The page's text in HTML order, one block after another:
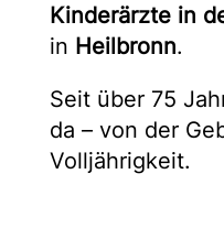
Kinderärzte in
in Heilbronn.
Seit über 75
da – von der
Volljährigkeit.